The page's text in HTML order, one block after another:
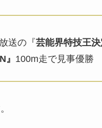
送の『芸能界特技王
』 100m走で見事優勝